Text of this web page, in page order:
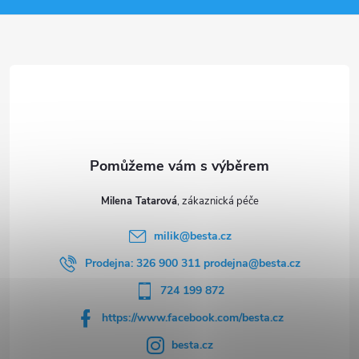
Milena Tatarová
milik@besta.cz
Prodejna: 326 900 311 prodejna@besta.cz
724 199 872
https://www.facebook.com/besta.cz
besta.cz